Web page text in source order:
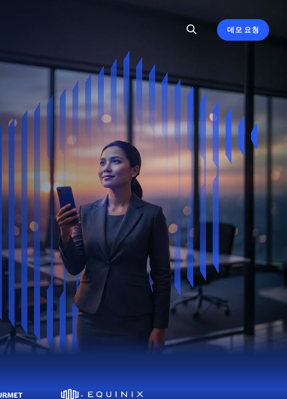
데모 요청